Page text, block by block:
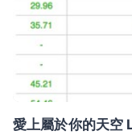
愛上屬於你的天